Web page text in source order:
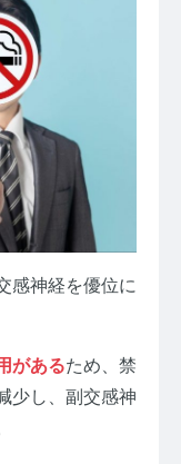
感神経を優位に
があるため、禁
少し、副交感神